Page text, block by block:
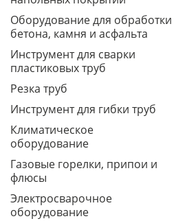
Оборудование для обработки
бетона, камня и асфальта
Инструмент для сварки
пластиковых труб
Резка труб
Инструмент для гибки труб
Климатическое
оборудование
Газовые горелки, припои и
флюсы
Электросварочное
оборудование